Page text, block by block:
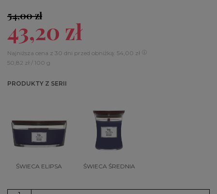
54,00 zł
43,20 zł
Najniższa cena z 30 dni przed obniżką: 54,00 zł
50,82 zł / 100 g
PRODUKTY Z SERII
ŚWIECA ELIPSA ŚWIECA ŚREDNIA